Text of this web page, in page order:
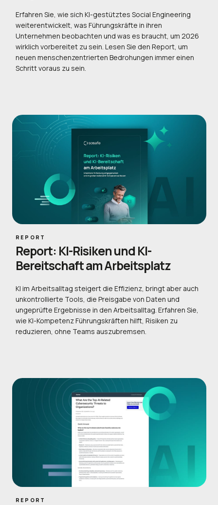
Erfahren Sie, wie sich KI-gestütztes Social Engineering
weiterentwickelt, was Führungskräfte in ihren
Unternehmen beobachten und was es braucht, um 2026
wirklich vorbereitet zu sein. Lesen Sie den Report, um
neuen menschenzentrierten Bedrohungen immer einen
Schritt voraus zu sein.
REPORT
Report: KI-Risiken und KI-
Bereitschaft am Arbeitsplatz
KI im Arbeitsalltag steigert die Effizienz, bringt aber auch
unkontrollierte Tools, die Preisgabe von Daten und
ungeprüfte Ergebnisse in den Arbeitsalltag. Erfahren Sie,
wie KI-Kompetenz Führungskräften hilft, Risiken zu
reduzieren, ohne Teams auszubremsen.
REPORT